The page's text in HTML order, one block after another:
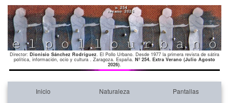
Director: Dionisio Sánchez Rodríguez. El Pollo Urbano. Desde 1977 la primera revista de sátira
política, información, ocio y cultura . Zaragoza. España. Nº 254. Extra Verano (Julio Agosto
2026).
Inicio Naturaleza Pantallas